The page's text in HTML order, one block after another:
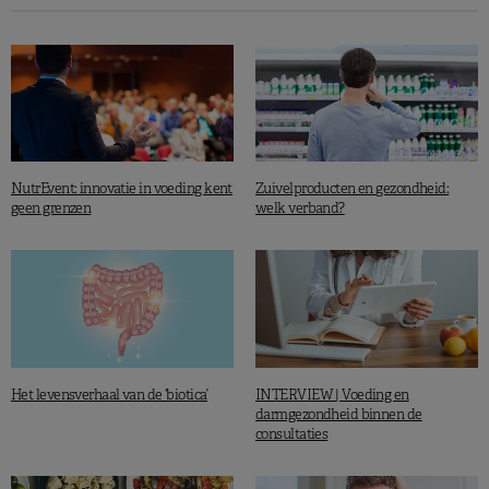
NutrEvent: innovatie in voeding kent
geen grenzen
Zuivelproducten en gezondheid:
welk verband?
Het levensverhaal van de ‘biotica’
INTERVIEW | Voeding en
darmgezondheid binnen de
consultaties